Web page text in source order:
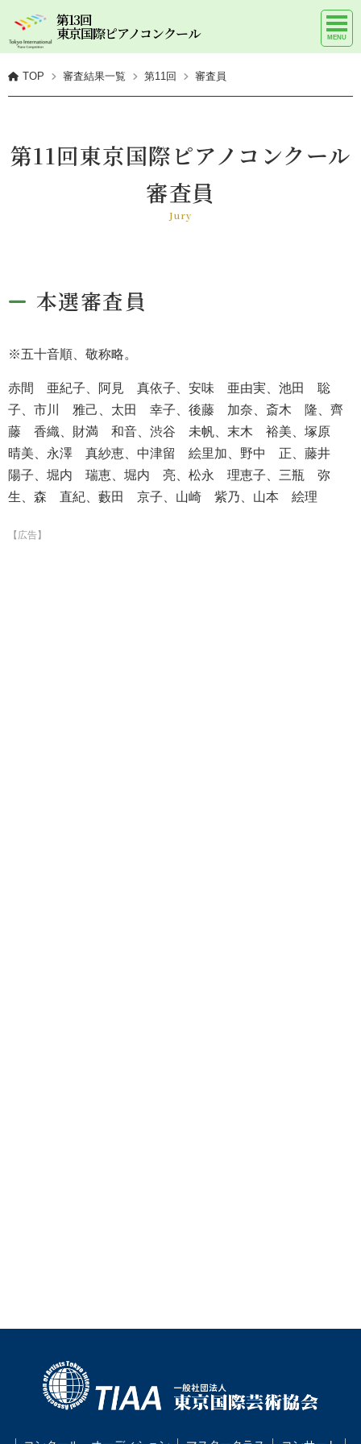
第13回
東京国際ピアノコンクール
TOP 審査結果一覧 第11回 審査員
第11回東京国際ピアノコンクール
審査員
Jury
本選審査員
※五十音順、敬称略。
赤間 亜紀子、阿見 真依子、安味 亜由実、池田 聡
子、市川 雅己、太田 幸子、後藤 加奈、斎木 隆、齊
藤 香織、財満 和音、渋谷 未帆、末木 裕美、塚原
晴美、永澤 真紗恵、中津留 絵里加、野中 正、藤井
陽子、堀内 瑞恵、堀内 亮、松永 理恵子、三瓶 弥
生、森 直紀、藪田 京子、山崎 紫乃、山本 絵理